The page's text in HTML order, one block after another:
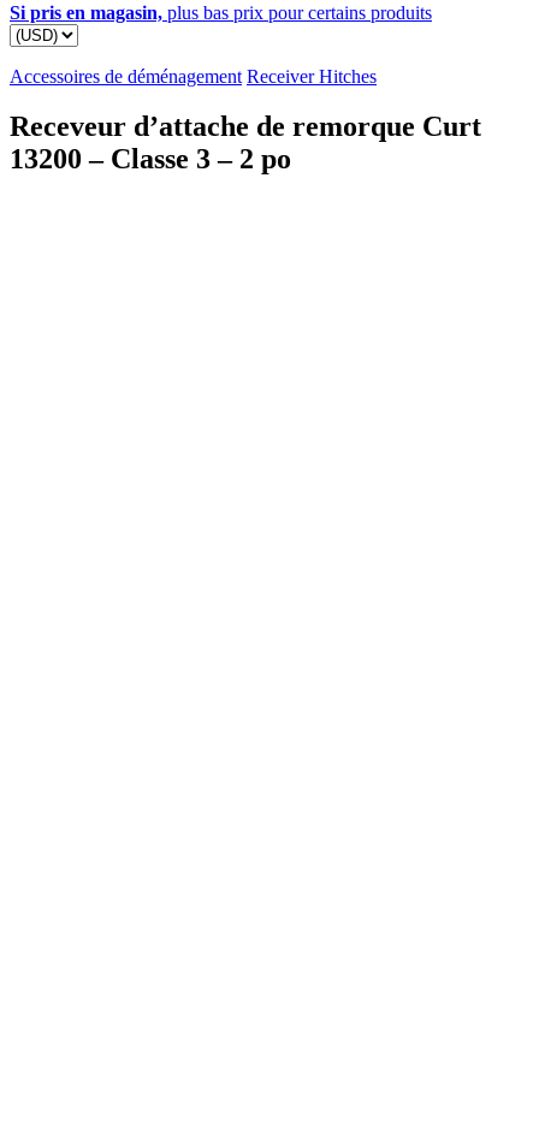
Si pris en magasin, plus bas prix pour certains produits
Accessoires de déménagement Receiver Hitches
Receveur d’attache de remorque Curt
13200 – Classe 3 – 2 po